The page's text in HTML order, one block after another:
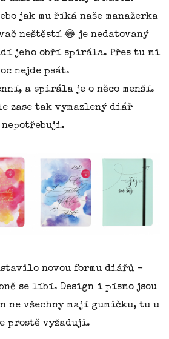
jak mu říká naše manažerka
neštěstí 😂 je nedatovaný
jeho obří spirála. Přes tu mi
nejde psát.
a spirála je o něco menší.
zase tak vymazlený diář
nepotřebuji.
novou formu diářů -
se líbí. Design i písmo jsou
ne všechny mají gumičku, tu u
prostě vyžaduji.